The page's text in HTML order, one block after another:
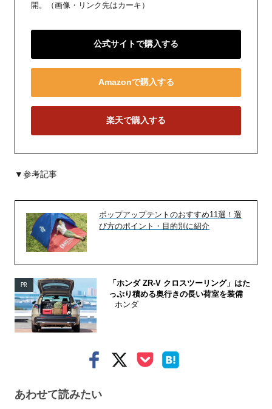
開。（画像・リンク先はカーキ）
公式サイトで購入する
Amazonで購入する
楽天で購入する
▼参考記事
ポップアップテントのおすすめ11選！選
び方のポイント・目的別に紹介
PR
「ホンダ ZR-V クロスツーリング」はた
っぷり積める奥行きの長い荷室を装備
ホンダ
あわせて読みたい